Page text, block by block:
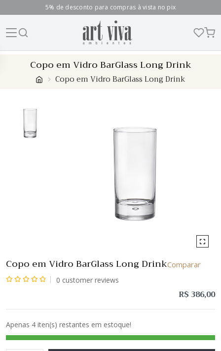
5% de desconto para compras à vista no pix
Copo em Vidro BarGlass Long Drink
Copo em Vidro BarGlass Long Drink
Copo em Vidro BarGlass Long Drink
5
0 customer reviews
R$386,00
Apenas 4 iten(s) restantes em estoque!
Comparar